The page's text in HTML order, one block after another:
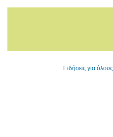
Ειδήσεις για όλους